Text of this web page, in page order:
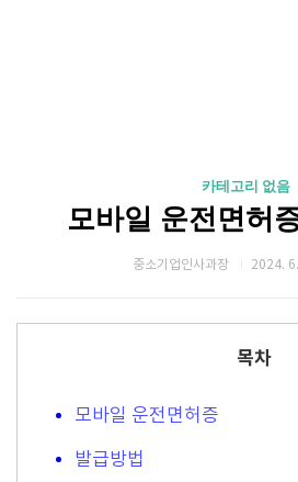
카테고리 없음
모바일 운전면허
중소기업인사과장 2024.
목차
모바일 운전면허증
발급방법